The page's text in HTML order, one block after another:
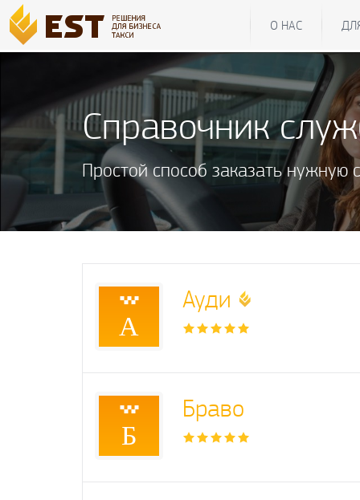
О НАС
Справочник
Простой способ заказать
А
Ауди
Б
Браво